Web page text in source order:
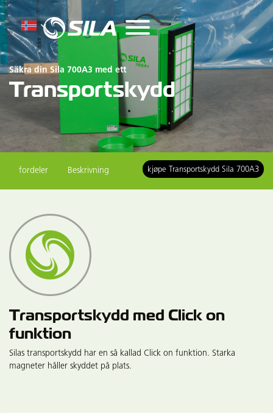
Säkra din Sila 700A3 med ett
Transportskydd
fordeler Beskrivning kjøpe Transportskydd Sila 700A3
Transportskydd med Click on
funktion
Silas transportskydd har en så kallad Click on funktion. Starka
magneter håller skyddet på plats.